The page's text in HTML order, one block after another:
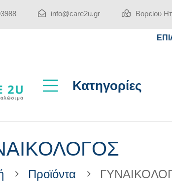
info@care2u.gr Βορείου
Κατηγορίες
Προϊόντα